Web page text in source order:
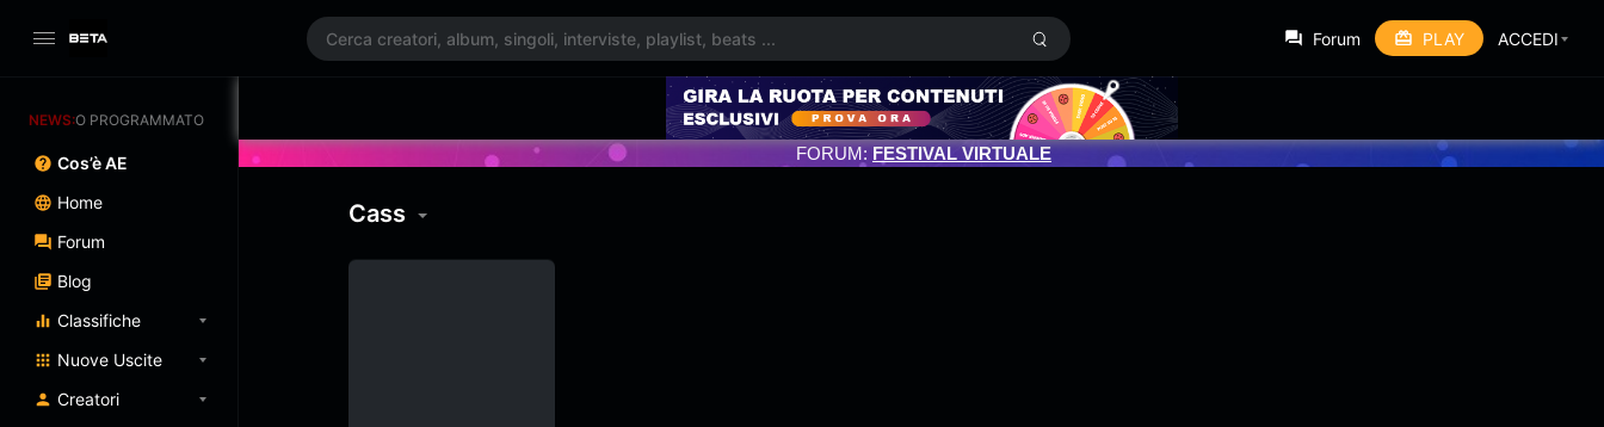
Forum PLAY ACCEDI
NEWS: PROGRAMMATO 3/07/2025
Cos’è AE
Home
Forum
Blog
Classifiche
Nuove Uscite
Creatori
FORUM: FESTIVAL VIRTUALE
Cass